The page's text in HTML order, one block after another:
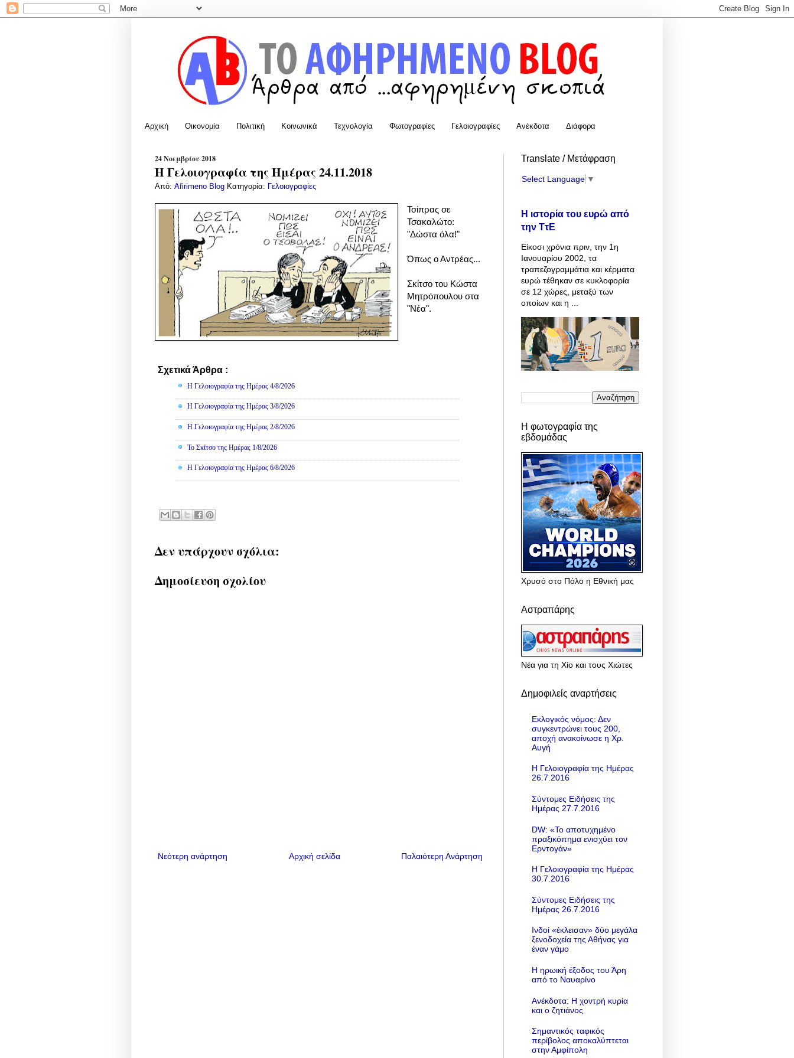
Αρχική Οικονομία Πολιτική Κοινωνικά Τεχνολογία Φωτογραφίες Γελοιογραφίες Ανέκδοτα Διάφορα
24 Νοεμβρίου 2018
Η Γελοιογραφία της Ημέρας 24.11.2018
Από: Afirimeno Blog Κατηγορία: Γελοιογραφίες
Τσίπρας σε
Τσακαλώτο:
"Δώστα όλα!"
Όπως ο Αντρέας...
Σκίτσο του Κώστα
Μητρόπουλου στα
"Νέα".
Σχετικά Άρθρα :
Η Γελοιογραφία της Ημέρας 4/8/2026
Η Γελοιογραφία της Ημέρας 3/8/2026
Η Γελοιογραφία της Ημέρας 2/8/2026
Το Σκίτσο της Ημέρας 1/8/2026
Η Γελοιογραφία της Ημέρας 6/8/2026
Δεν υπάρχουν σχόλια:
Δημοσίευση σχολίου
Νεότερη ανάρτηση Παλαιότερη Ανάρτηση
Αρχική σελίδα
Translate / Μετάφραση
Select Language ▼
Η ιστορία του ευρώ από
την ΤτΕ
Είκοσι χρόνια πριν, την 1η
Ιανουαρίου 2002, τα
τραπεζογραμμάτια και κέρματα
ευρώ τέθηκαν σε κυκλοφορία
σε 12 χώρες, μεταξύ των
οποίων και η ...
Η φωτογραφία της
εβδομάδας
Χρυσό στο Πόλο η Εθνική μας
Αστραπάρης
Νέα για τη Χίο και τους Χιώτες
Δημοφιλείς αναρτήσεις
Εκλογικός νόμος: Δεν
συγκεντρώνει τους 200,
αποχή ανακοίνωσε η Χρ.
Αυγή
Η Γελοιογραφία της Ημέρας
26.7.2016
Σύντομες Ειδήσεις της
Ημέρας 27.7.2016
DW: «To αποτυχημένο
πραξικόπημα ενισχύει τον
Ερντογάν»
Η Γελοιογραφία της Ημέρας
30.7.2016
Σύντομες Ειδήσεις της
Ημέρας 26.7.2016
Ινδοί «έκλεισαν» δύο μεγάλα
ξενοδοχεία της Αθήνας για
έναν γάμο
Η ηρωική έξοδος του Άρη
από το Ναυαρίνο
Ανέκδοτα: Η χοντρή κυρία
και ο ζητιάνος
Σημαντικός ταφικός
περίβολος αποκαλύπτεται
στην Αμφίπολη